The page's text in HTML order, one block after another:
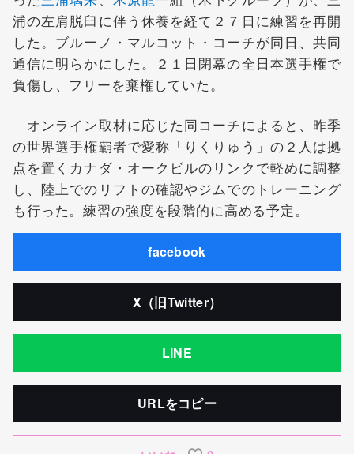
浦の左肩脱臼に伴う休養を経て２７日に練習を再開
した。ブルーノ・マルコット・コーチが同日、共同
通信に明らかにした。２１日閉幕の全日本選手権で
負傷し、フリーを棄権していた。
オンライン取材に応じた同コーチによると、昨季
の世界選手権覇者で愛称「りくりゅう」の２人は拠
点を置くカナダ・オークビルのリンクで軽めに調整
し、陸上でのリフトの確認やジムでのトレーニング
も行った。練習の強度を段階的に高める予定。
facebook
X（旧Twitter）
LINE
URLをコピー